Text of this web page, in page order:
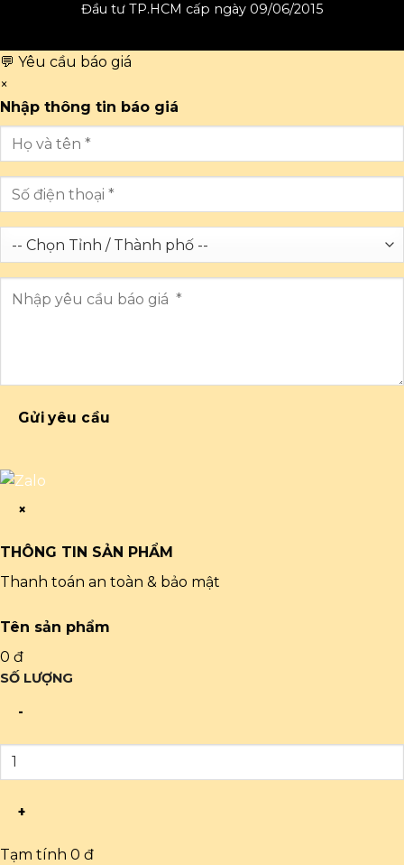
Đầu tư TP.HCM cấp ngày 09/06/2015
💬 Yêu cầu báo giá
×
Nhập thông tin báo giá
Gửi yêu cầu
×
THÔNG TIN SẢN PHẨM
Thanh toán an toàn & bảo mật
Tên sản phẩm
0 đ
SỐ LƯỢNG
-
+
Tạm tính 0 đ